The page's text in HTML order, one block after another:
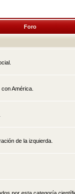
Foro
América.
de la izquierda.